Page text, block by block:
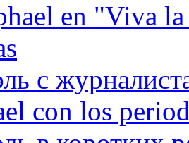
en "Viva
с
con los